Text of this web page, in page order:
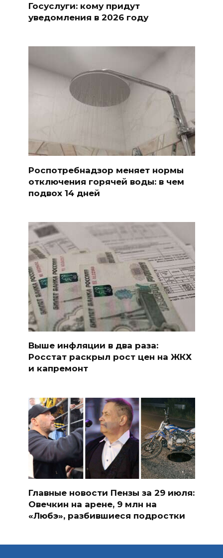
Госуслуги: кому придут
уведомления в 2026 году
Роспотребнадзор меняет нормы
отключения горячей воды: в чем
подвох 14 дней
Выше инфляции в два раза:
Росстат раскрыл рост цен на ЖКХ
и капремонт
Главные новости Пензы за 29 июля:
Овечкин на арене, 9 млн на
«Любэ», разбившиеся подростки